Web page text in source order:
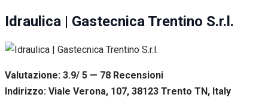
Idraulica | Gastecnica Trentino S.r.l.
Valutazione: 3.9/ 5 — 78 Recensioni
Indirizzo: Viale Verona, 107, 38123 Trento TN, Italy